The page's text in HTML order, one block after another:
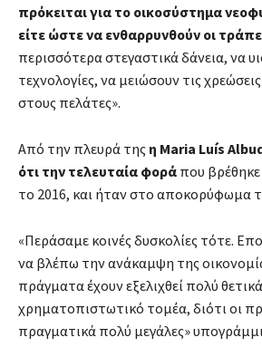
πρόκειται για το οικοσύστημα
είτε ώστε να ενθαρρυνθούν οι
περισσότερα στεγαστικά δάνεια, να
τεχνολογίες, να μειώσουν τις
στους πελάτες».
Από την πλευρά της η Maria Luís
ότι την τελευταία φορά που
το 2016, και ήταν στο αποκορύφωμα
«Περάσαμε κοινές δυσκολίες τότε.
να βλέπω την ανάκαμψη της
πράγματα έχουν εξελιχθεί πολύ
χρηματοπιστωτικό τομέα, διότι οι
πραγματικά πολύ μεγάλες»